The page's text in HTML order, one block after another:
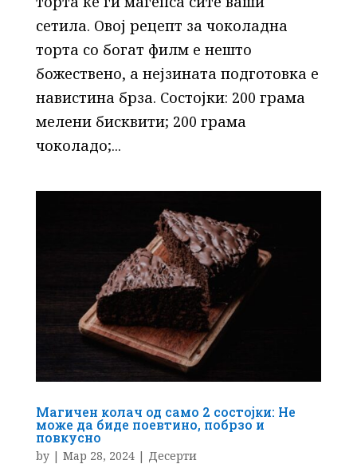
сетила. Овој рецепт за чоколадна
торта со богат филм е нешто
божествено, а нејзината подготовка е
навистина брза. Состојки: 200 грама
мелени бисквити; 200 грама
чоколадо;...
Магичен колач од само 2 состојки: Не
може да биде поевтино, побрзо и
повкусно
by | Мар 28, 2024| Десерти